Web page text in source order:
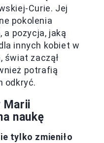
Curie. Jej
pokolenia
a pozycja, jaką
innych kobiet w
świat zaczął
potrafią
odkryć.
Marii
naukę
tylko zmieniło